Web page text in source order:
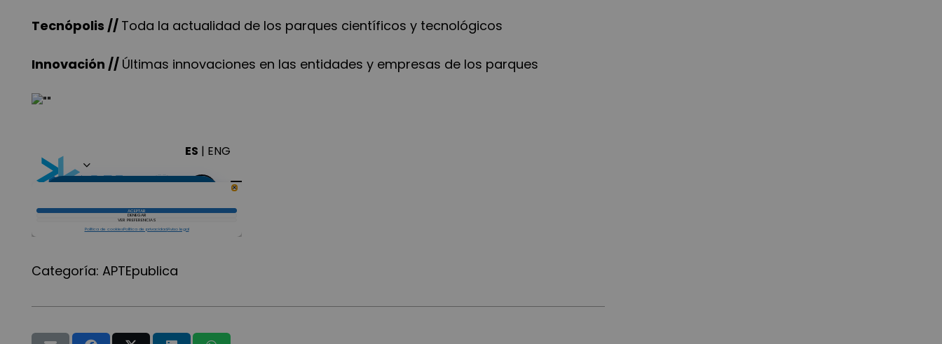
Tecnópolis // Toda la actualidad de los parques científicos y tecnológicos
Innovación // Últimas innovaciones en las entidades y empresas de los parques
Categoría: APTEpublica